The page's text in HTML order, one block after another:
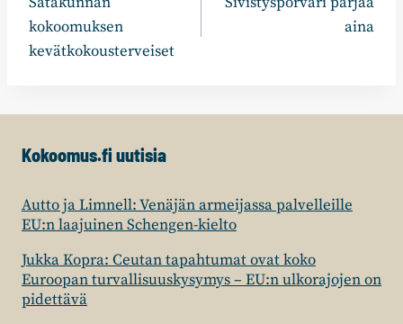
selaus
kokoomuksen
kevätkokousterveiset
aina
Kokoomus.fi uutisia
Autto ja Limnell: Venäjän armeijassa palvelleille
EU:n laajuinen Schengen-kielto
Jukka Kopra: Ceutan tapahtumat ovat koko
Euroopan turvallisuuskysymys – EU:n ulkorajojen on
pidettävä